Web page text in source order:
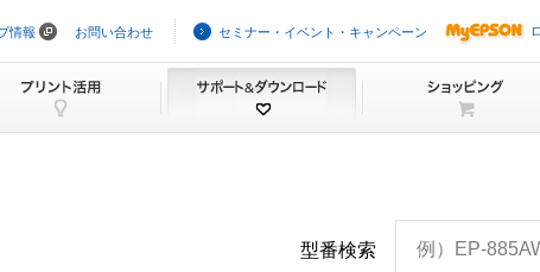
情報 お問い合わせ セミナー・イベント・キャンペーン
型番検索 例）EP-